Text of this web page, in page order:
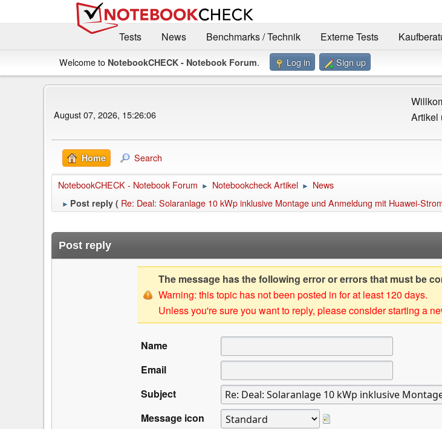
Tests
News Benchmarks / Technik Externe Tests
Welcome to NotebookCHECK - Notebook Forum. Log in Sign up
August 07, 2026, 15:26:06
Artikel
Home Search
NotebookCHECK - Notebook Forum ► Notebookcheck Artikel ► News
► Post reply ( Re: Deal: Solaranlage 10 kWp inklusive Montage und Anmeldung mit Huawei-
Post reply
The message has the following error or errors that must be
Warning: this topic has not been posted in for at least 120 days.
Unless you're sure you want to reply, please consider starting a
Name
Email
Subject
Message icon